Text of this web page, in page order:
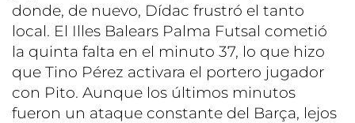
donde, de nuevo, Dídac frustró el tanto
local. El Illes Balears Palma Futsal cometió
la quinta falta en el minuto 37, lo que hizo
que Tino Pérez activara el portero jugador
con Pito. Aunque los últimos minutos
fueron un ataque constante del Barça, lejos